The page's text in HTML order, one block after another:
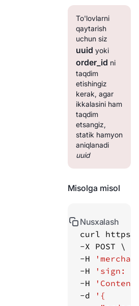
To'lovlarni
qaytarish
uchun siz
uuid yoki
order_id ni
taqdim
etishingiz
kerak, agar
ikkalasini ham
taqdim
etsangiz,
statik hamyon
aniqlanadi
uuid
Misolga misol
curl https:
-H
-H
'sign:
-H
-d
Nusxalash